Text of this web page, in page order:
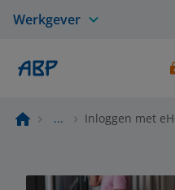
Werkgever
... Inloggen met